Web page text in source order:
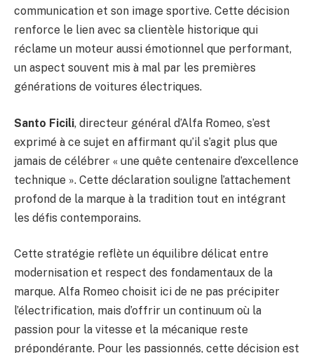
communication et son image sportive. Cette décision
renforce le lien avec sa clientèle historique qui
réclame un moteur aussi émotionnel que performant,
un aspect souvent mis à mal par les premières
générations de voitures électriques.
Santo Ficili, directeur général d’Alfa Romeo, s’est
exprimé à ce sujet en affirmant qu’il s’agit plus que
jamais de célébrer « une quête centenaire d’excellence
technique ». Cette déclaration souligne l’attachement
profond de la marque à la tradition tout en intégrant
les défis contemporains.
Cette stratégie reflète un équilibre délicat entre
modernisation et respect des fondamentaux de la
marque. Alfa Romeo choisit ici de ne pas précipiter
l’électrification, mais d’offrir un continuum où la
passion pour la vitesse et la mécanique reste
prépondérante. Pour les passionnés, cette décision est